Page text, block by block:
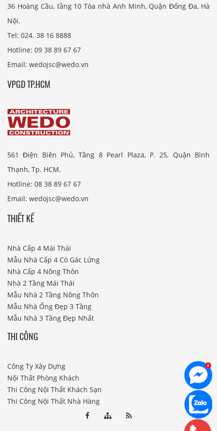
36 Hoàng Cầu, tầng 10 Tòa nhà Anh Minh, Quận Đống Đa, Hà
Nội.
Tel: 024. 38 16 8888
Hotline: 09 38 89 67 67
Email: wedojsc@wedo.vn
VPGD TP.HCM
561 Điện Biên Phủ, Tầng 8 Pearl Plaza, P. 25, Quận Bình
Thạnh, Tp. HCM.
Hotline: 08 38 89 67 67
Email: wedojsc@wedo.vn
THIẾT KẾ
Nhà Cấp 4 Mái Thái
Mẫu Nhà Cấp 4 Có Gác Lửng
Nhà Cấp 4 Nông Thôn
Nhà 2 Tầng Mái Thái
Mẫu Nhà 2 Tầng Nông Thôn
Mẫu Nhà Ống Đẹp 3 Tầng
Mẫu Nhà 3 Tầng Đẹp Nhất
THI CÔNG
Công Ty Xây Dựng
Nội Thất Phòng Khách
Thi Công Nội Thất Khách Sạn
Thi Công Nội Thất Nhà Hàng